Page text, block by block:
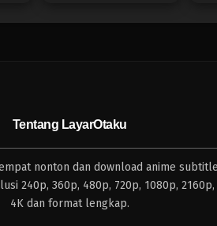
Tentang LayarOtaku
nonton dan download anime subtitle
240p, 360p, 480p, 720p, 1080p, 2160p,
4K dan format lengkap.